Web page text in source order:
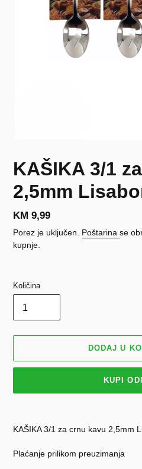
KAŠIKA 3/1
2,5mm
Redovna
cijena
KM 9,99
Porez je uključen. Poštarina se
kupnje.
Količina
DODAJ U
KUPI
proizvoda
košaricu
KAŠIKA 3/1 za crnu kavu 2,5mm
Plaćanje prilikom preuzimanja